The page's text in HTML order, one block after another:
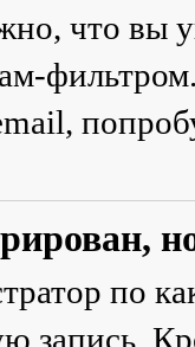
что вы
по
запись.